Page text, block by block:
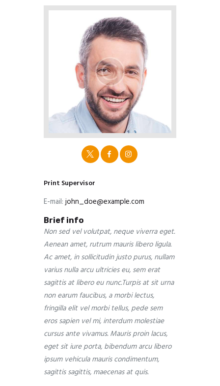
Print Supervisor
E-mail:john_doe@example.com
Brief info
Non sed vel volutpat, neque viverra eget.
Aenean amet, rutrum mauris libero ligula.
Ac amet, in sollicitudin justo purus, nullam
varius nulla arcu ultricies eu, sem erat
sagittis at libero eu nunc.Turpis at sit urna
non earum faucibus, a morbi lectus,
fringilla elit vel morbi tellus, pede sem
eros sapien vel mi, interdum molestiae
cursus ante vivamus. Mauris proin lacus,
eget sit iure porta, bibendum arcu libero
ipsum vehicula mauris condimentum,
sagittis sagittis, maecenas at quis.